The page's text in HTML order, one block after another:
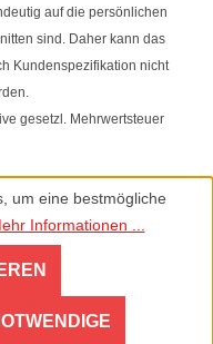
auf die persönlichen
sind. Daher kann das
Kundenspezifikation nicht
gesetzl. Mehrwertsteuer
um eine bestmögliche
Informationen ...